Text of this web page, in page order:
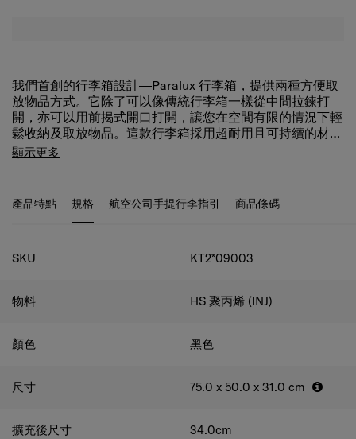
我們首創的行李箱設計—Paralux 行李箱，提供兩種方便取
放物品方式。它除了可以像傳統行李箱一樣從中間拉鍊打
開，亦可以用前揭式開口打開，讓您在空間有限的情況下輕
鬆收納及取放物品。這款行李箱採用超耐用且可持續的材料
製成，採用雙開口設計，並配有 TSA 認證密碼鎖，可確保
顯示更多
產品特點 規格 航空公司手提行李指引 商品條碼
規格
SKU KT2*09003
物料 HS 聚丙烯 (INJ)
顏色 黑色
尺寸 75.0 x 50.0 x 31.0 cm
擴充後尺寸 34.0cm